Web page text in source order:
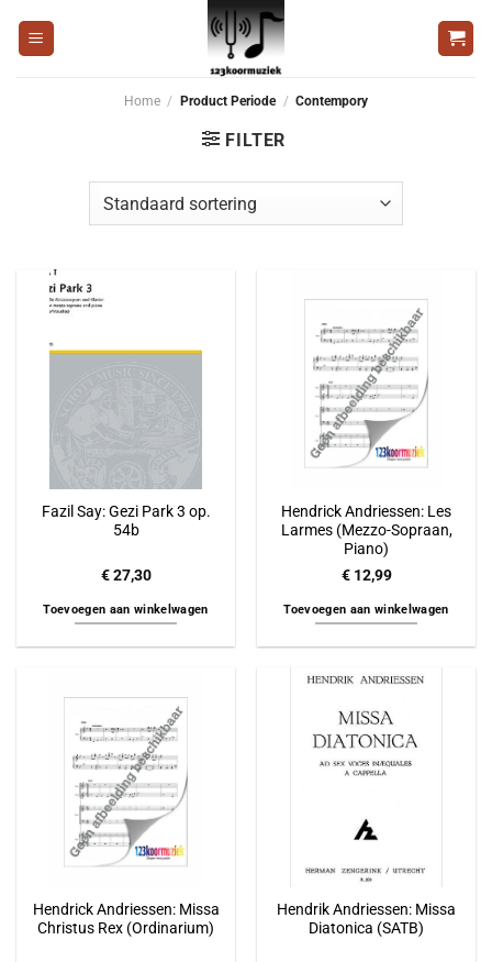
naar
Home / Product Periode / Contempory
FILTER
Fazil Say: Gezi Park 3 op.
54b
€27,30
Toevoegen aan winkelwagen
Hendrick Andriessen: Les
Larmes (Mezzo-Sopraan,
Piano)
€12,99
Toevoegen aan winkelwagen
Hendrick Andriessen: Missa
Christus Rex (Ordinarium)
Hendrik Andriessen: Missa
Diatonica (SATB)